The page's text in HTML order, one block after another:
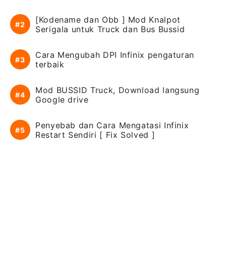
[Kodename dan Obb ] Mod Knalpot
Serigala untuk Truck dan Bus Bussid
Cara Mengubah DPI Infinix pengaturan
terbaik
Mod BUSSID Truck, Download langsung
Google drive
Penyebab dan Cara Mengatasi Infinix
Restart Sendiri [ Fix Solved ]